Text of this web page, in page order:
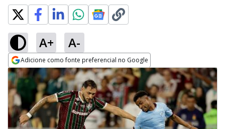
A+ A-
Adicione como fonte preferencial no Google
Opens in new window